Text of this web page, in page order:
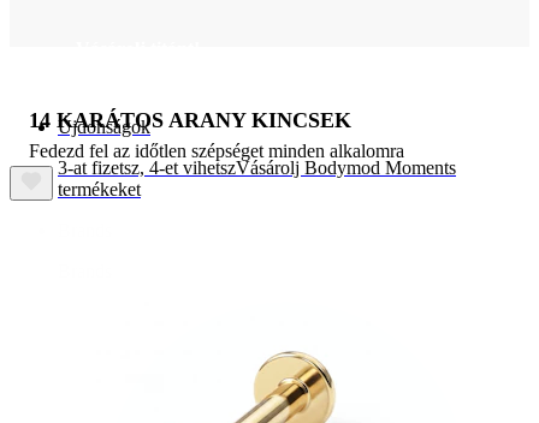
Újdonságok
3-at fizetsz, 4-et vihetszVásárolj Bodymod Moments
termékeket
14 KARÁTOS ARANY KINCSEK
Fedezd fel az időtlen szépséget minden alkalomra